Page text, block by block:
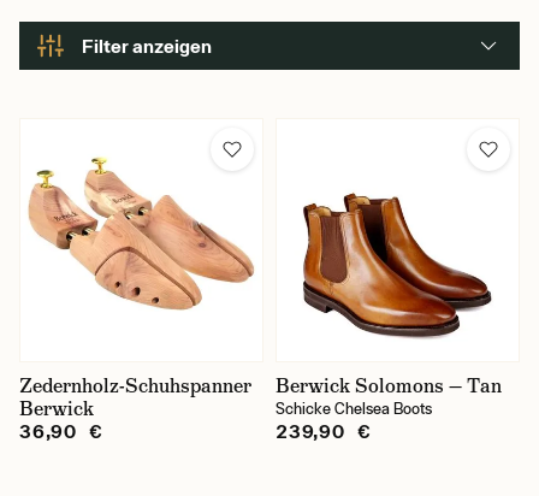
Filter anzeigen
Barbour
Berwick 1707
Blundstone
Gentleman Store
Kent
Zedernholz-Schuhspanner
Berwick
36,90 €
Berwick Solomons — Tan
Schicke Chelsea Boots
239,90 €